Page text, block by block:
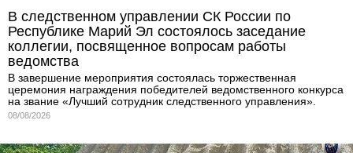
В следственном управлении СК России по
Республике Марий Эл состоялось заседание
коллегии, посвященное вопросам работы
ведомства
В завершение мероприятия состоялась торжественная
церемония награждения победителей ведомственного конкурса
на звание «Лучший сотрудник следственного управления».
08/08/2026